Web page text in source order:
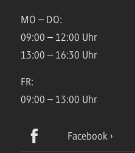
MO – DO:
09:00 – 12:00 Uhr
13:00 – 16:30 Uhr
FR:
09:00 – 13:00 Uhr
Facebook